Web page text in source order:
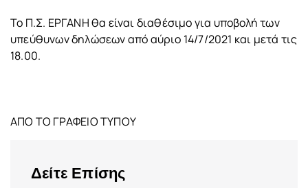
Το Π.Σ. ΕΡΓΑΝΗ θα είναι διαθέσιμο για υποβολή των
υπεύθυνων δηλώσεων από αύριο 14/7/2021 και μετά τις
18.00.
ΑΠΟ ΤΟ ΓΡΑΦΕΙΟ ΤΥΠΟΥ
Δείτε Επίσης